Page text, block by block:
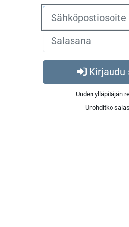
Kirjaudu
Uuden ylläpitäjän
Unohditko